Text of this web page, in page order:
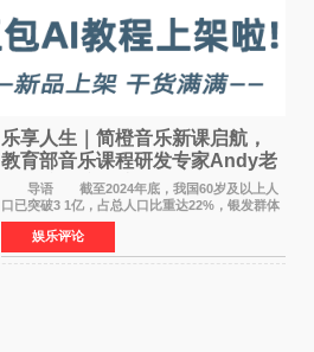
乐享人生｜简橙音乐新课启航，
教育部音乐课程研发专家Andy老
师重磅入驻领航银龄琴声
导语 截至2024年底，我国60岁及以上人
口已突破3 1亿，占总人口比重达22%，银发群体
的精神文化需求日益凸显。2024年1月，国务院办
公厅印发《关于发展银发经济增进老年人福祉的
意见》——这是
娱乐评论